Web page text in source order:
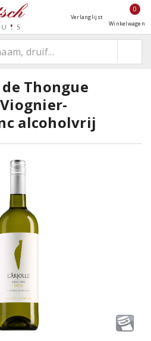
Verlanglijst
0
Winkelwagen
Thongue
alcoholvrij